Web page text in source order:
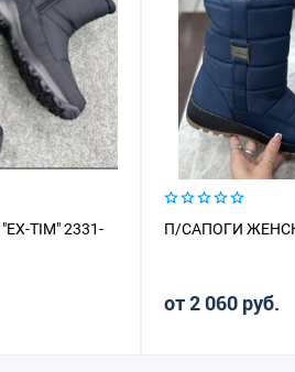
TIM" 2331-
П/САПОГИ
от 2 060 руб.